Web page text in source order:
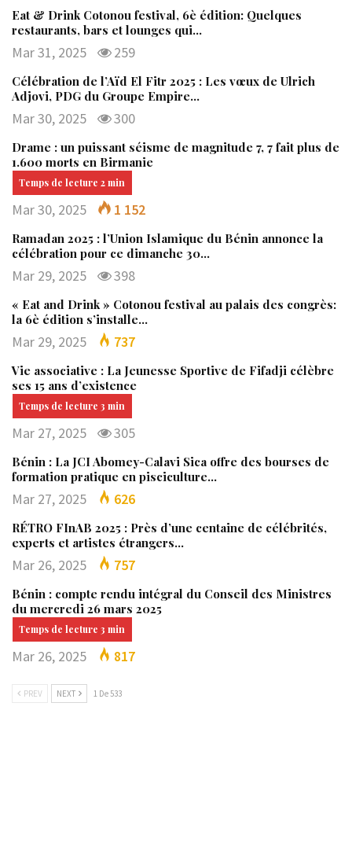
Eat & Drink Cotonou festival, 6è édition: Quelques
restaurants, bars et lounges qui…
Mar 31, 2025 259
Célébration de l’Aïd El Fitr 2025 : Les vœux de Ulrich
Adjovi, PDG du Groupe Empire…
Mar 30, 2025 300
Drame : un puissant séisme de magnitude 7, 7 fait plus de
1.600 morts en Birmanie
Mar 30, 2025 1 152
Ramadan 2025 : l’Union Islamique du Bénin annonce la
célébration pour ce dimanche 30…
Mar 29, 2025 398
« Eat and Drink » Cotonou festival au palais des congrès:
la 6è édition s’installe…
Mar 29, 2025 737
Vie associative : La Jeunesse Sportive de Fifadji célèbre
ses 15 ans d’existence
Mar 27, 2025 305
Bénin : La JCI Abomey-Calavi Sica offre des bourses de
formation pratique en pisciculture…
Mar 27, 2025 626
RÉTRO FInAB 2025 : Près d’une centaine de célébrités,
experts et artistes étrangers…
Mar 26, 2025 757
Bénin : compte rendu intégral du Conseil des Ministres
du mercredi 26 mars 2025
Mar 26, 2025 817
PREV NEXT 1 De 533